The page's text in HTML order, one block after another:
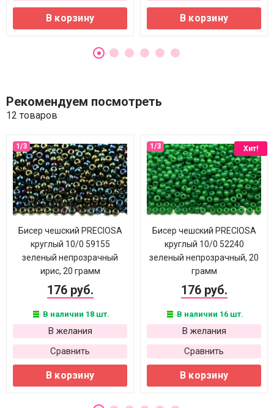
В корзину В корзину
Рекомендуем посмотреть
12 товаров
Бисер чешский PRECIOSA
круглый 10/0 59155
зеленый непрозрачный
ирис, 20 грамм
176 руб.
В наличии 18 шт.
В желания
Сравнить
В корзину
Хит!
Бисер чешский PRECIOSA
круглый 10/0 52240
зеленый непрозрачный, 20
грамм
176 руб.
В наличии 16 шт.
В желания
Сравнить
В корзину